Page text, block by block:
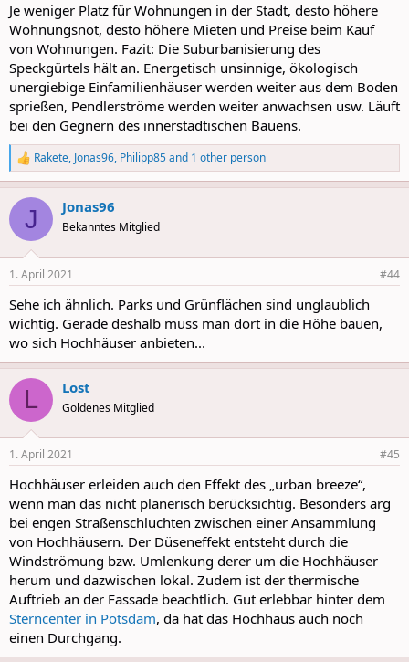
Je weniger Platz für Wohnungen in der Stadt, desto höhere
Wohnungsnot, desto höhere Mieten und Preise beim Kauf
von Wohnungen. Fazit: Die Suburbanisierung des
Speckgürtels hält an. Energetisch unsinnige, ökologisch
unergiebige Einfamilienhäuser werden weiter aus dem Boden
sprießen, Pendlerströme werden weiter anwachsen usw. Läuft
bei den Gegnern des innerstädtischen Bauens.
R
e
a
c
i
s
Rakete, Jonas96, Philipp85and 1 other person
J Jonas96
Bekanntes Mitglied
1. April 2021 #44
Sehe ich ähnlich. Parks und Grünflächen sind unglaublich
wichtig. Gerade deshalb muss man dort in die Höhe bauen,
wo sich Hochhäuser anbieten...
L Lost
Goldenes Mitglied
1. April 2021 #45
Hochhäuser erleiden auch den Effekt des „urban breeze“,
wenn man das nicht planerisch berücksichtig. Besonders arg
bei engen Straßenschluchten zwischen einer Ansammlung
von Hochhäusern. Der Düseneffekt entsteht durch die
Windströmung bzw. Umlenkung derer um die Hochhäuser
herum und dazwischen lokal. Zudem ist der thermische
Auftrieb an der Fassade beachtlich. Gut erlebbar hinter dem
Sterncenter in Potsdam, da hat das Hochhaus auch noch
einen Durchgang.